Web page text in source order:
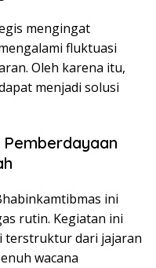
mengingat
fluktuasi
Oleh karena itu,
menjadi solusi
ini
rutin. Kegiatan ini
terstruktur dari jajaran
wacana